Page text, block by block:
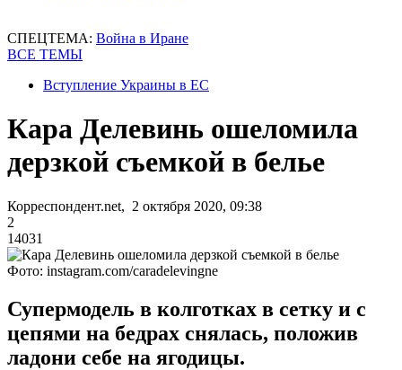
СПЕЦТЕМА: Война в Иране
ВСЕ ТЕМЫ
Вступление Украины в ЕС
Кара Делевинь ошеломила
дерзкой съемкой в белье
Корреспондент.net, 2 октября 2020, 09:38
2
14031
Фото: instagram.com/caradelevingne
Супермодель в колготках в сетку и с
цепями на бедрах снялась, положив
ладони себе на ягодицы.